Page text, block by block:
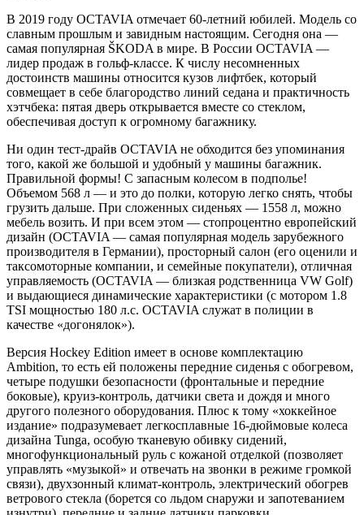
В 2019 году OCTAVIA отмечает 60-летний юбилей. Модель со
славным прошлым и завидным настоящим. Сегодня она —
самая популярная ŠKODA в мире. В России OCTAVIA —
лидер продаж в гольф-классе. К числу несомненных
достоинств машины относится кузов лифтбек, который
совмещает в себе благородство линий седана и практичность
хэтчбека: пятая дверь открывается вместе со стеклом,
обеспечивая доступ к огромному багажнику.
Ни один тест-драйв OCTAVIA не обходится без упоминания
того, какой же большой и удобный у машины багажник.
Правильной формы! С запасным колесом в подполье!
Объемом 568 л — и это до полки, которую легко снять, чтобы
грузить дальше. При сложенных сиденьях — 1558 л, можно
мебель возить. И при всем этом — стопроцентно европейский
дизайн (OCTAVIA — самая популярная модель зарубежного
производителя в Германии), просторный салон (его оценили и
таксомоторные компании, и семейные покупатели), отличная
управляемость (OCTAVIA — близкая родственница VW Golf)
и выдающиеся динамические характеристики (с мотором 1.8
TSI мощностью 180 л.с. OCTAVIA служат в полиции в
качестве «догонялок»).
Версия Hockey Edition имеет в основе комплектацию
Ambition, то есть ей положены передние сиденья с обогревом,
четыре подушки безопасности (фронтальные и передние
боковые), круиз-контроль, датчики света и дождя и много
другого полезного оборудования. Плюс к тому «хоккейное
издание» подразумевает легкосплавные 16-дюймовые колеса
дизайна Tunga, особую тканевую обивку сидений,
многофункциональный руль с кожаной отделкой (позволяет
управлять «музыкой» и отвечать на звонки в режиме громкой
связи), двухзонный климат-контроль, электрический обогрев
ветрового стекла (борется со льдом снаружи и запотеванием